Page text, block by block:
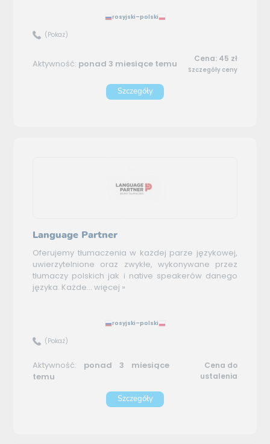
rosyjski–polski
(Pokaż)
Aktywność: ponad 3 miesiące temu Cena: 45 zł
Szczegóły ceny
Szczegóły
Language Partner
Oferujemy tłumaczenia w każdej parze językowej,
uwierzytelnione oraz zwykłe, wykonywane przez
tłumaczy polskich jak i native speakerów danego
języka. Każde... więcej »
rosyjski–polski
(Pokaż)
Aktywność: ponad 3 miesiące
temu
Cena do
ustalenia
Szczegóły